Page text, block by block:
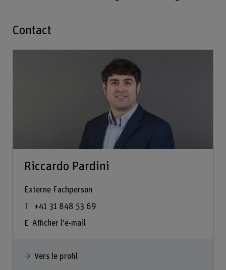
Contact
Riccardo Pardini
Externe Fachperson
+41 31 848 53 69
Afficher l'e-mail
Vers le profil